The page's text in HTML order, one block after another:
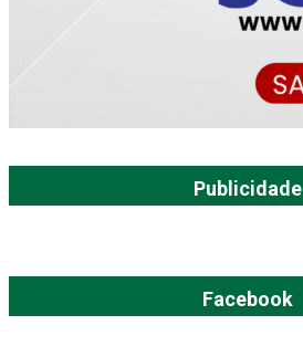
Publicidade
Facebook